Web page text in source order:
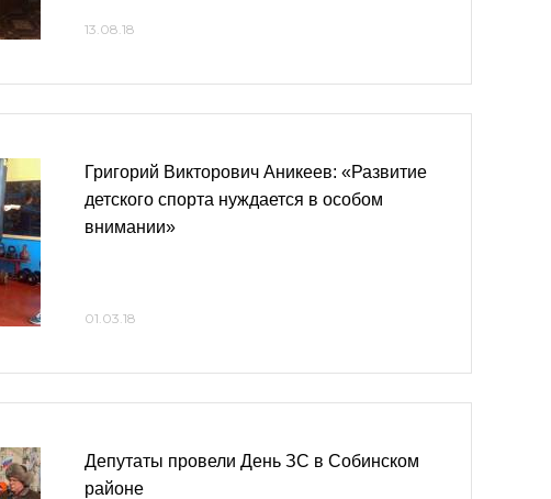
13.08.18
Григорий Викторович Аникеев: «Развитие
детского спорта нуждается в особом
внимании»
01.03.18
Депутаты провели День ЗС в Собинском
районе